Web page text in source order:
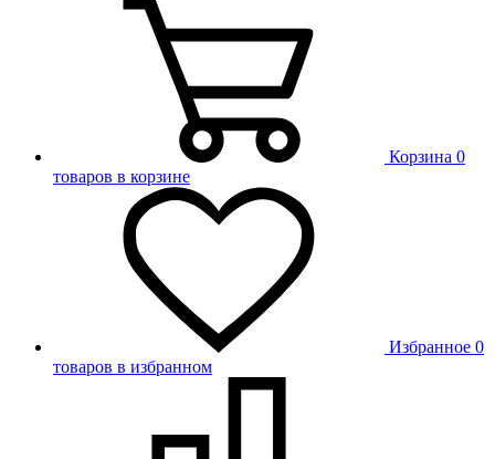
Корзина 0
товаров в корзине
Избранное 0
товаров в избранном